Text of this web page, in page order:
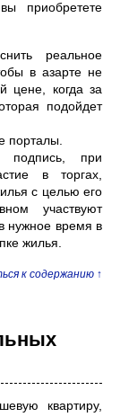
приобретете
реальное
в азарте не
цене, когда за
подойдет
порталы.
подпись, при
в торгах,
с целью его
участвуют
нужное время в
жилья.
к содержанию ↑
квартиру,